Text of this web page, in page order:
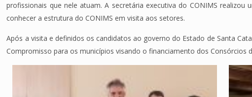
profissionais que nele atuam. A secretária executiva do CONIMS
conhecer a estrutura do CONIMS em visita aos setores.
Após a visita e definidos os candidatos ao governo do Estado de Santa
Compromisso para os municípios visando o financiamento dos Consórcios